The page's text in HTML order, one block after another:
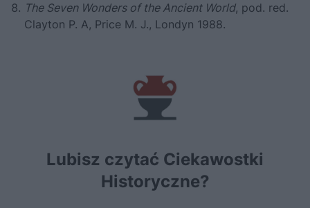
The Seven Wonders of the Ancient World, pod. red.
Clayton P. A, Price M. J., Londyn 1988.